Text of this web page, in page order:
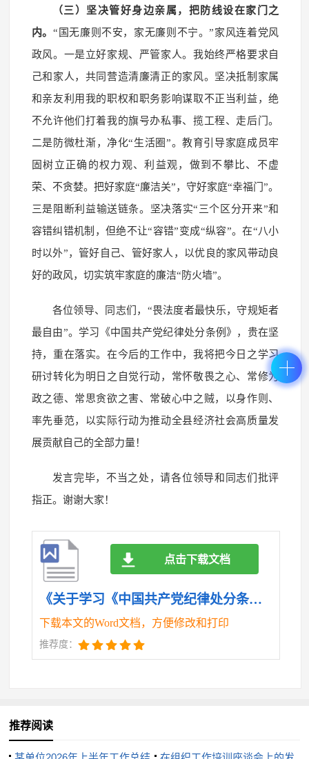
（三）坚决管好身边亲属，把防线设在家门之
内。“国无廉则不安，家无廉则不宁。”家风连着党风
政风。一是立好家规、严管家人。我始终严格要求自
己和家人，共同营造清廉清正的家风。坚决抵制家属
和亲友利用我的职权和职务影响谋取不正当利益，绝
不允许他们打着我的旗号办私事、揽工程、走后门。
二是防微杜渐，净化“生活圈”。教育引导家庭成员牢
固树立正确的权力观、利益观，做到不攀比、不虚
荣、不贪婪。把好家庭“廉洁关”，守好家庭“幸福门”。
三是阻断利益输送链条。坚决落实“三个区分开来”和
容错纠错机制，但绝不让“容错”变成“纵容”。在“八小
时以外”，管好自己、管好家人，以优良的家风带动良
好的政风，切实筑牢家庭的廉洁“防火墙”。
各位领导、同志们，“畏法度者最快乐，守规矩者
最自由”。学习《中国共产党纪律处分条例》，贵在坚
持，重在落实。在今后的工作中，我将把今日之学习
研讨转化为明日之自觉行动，常怀敬畏之心、常修为
政之德、常思贪欲之害、常破心中之贼，以身作则、
率先垂范，以实际行动为推动全县经济社会高质量发
展贡献自己的全部力量！
发言完毕，不当之处，请各位领导和同志们批评
指正。谢谢大家！
《关于学习《中国共产党纪律处分条例》的研讨发言材料.doc》
下载本文的Word文档，方便修改和打印
推荐度：
点击下载文档
推荐阅读